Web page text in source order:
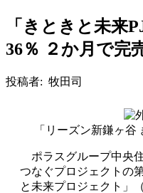
「きときと未来
36％ ２か月で完
投稿者: 牧田司
「リーズン新鎌ヶ
ポラスグループ中央
つなぐプロジェクトの
と未来プロジェクト」